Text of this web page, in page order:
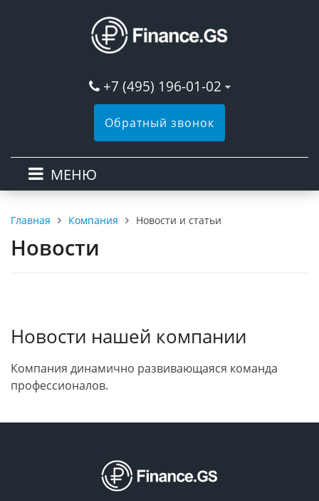
+7 (495) 196-01-02
Обратный звонок
МЕНЮ
Главная Компания Новости и статьи
Новости
Новости нашей компании
Компания динамично развивающаяся команда
профессионалов.